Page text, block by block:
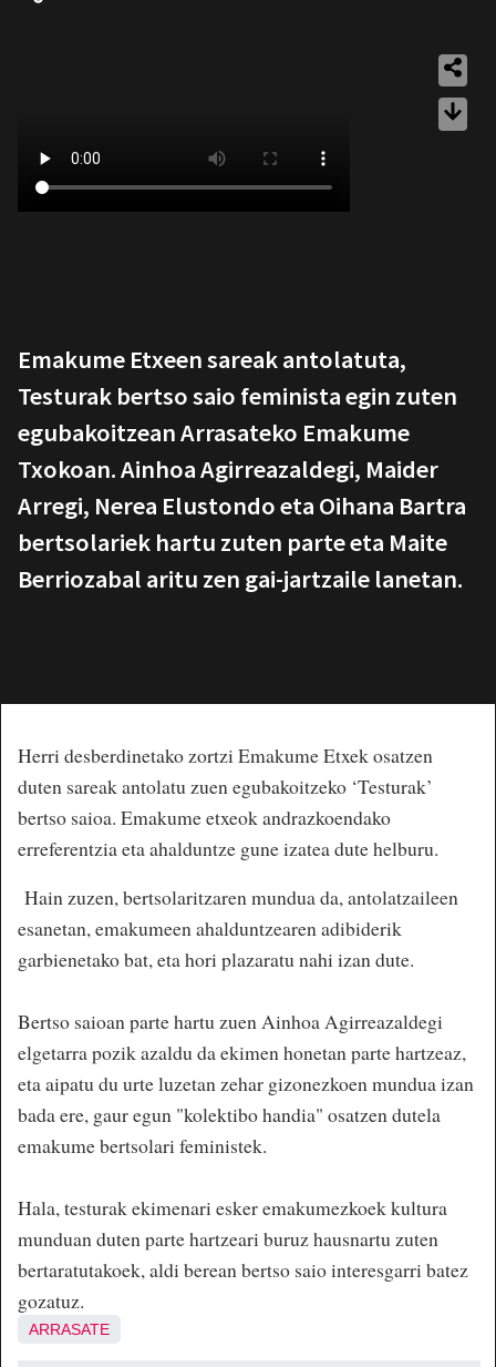
Emakume Etxeen sareak antolatuta,
Testurak bertso saio feminista egin zuten
egubakoitzean Arrasateko Emakume
Txokoan. Ainhoa Agirreazaldegi, Maider
Arregi, Nerea Elustondo eta Oihana Bartra
bertsolariek hartu zuten parte eta Maite
Berriozabal aritu zen gai-jartzaile lanetan.
Herri desberdinetako zortzi Emakume Etxek osatzen
duten sareak antolatu zuen egubakoitzeko ‘Testurak’
bertso saioa. Emakume etxeok andrazkoendako
erreferentzia eta ahalduntze gune izatea dute helburu.
Hain zuzen, bertsolaritzaren mundua da, antolatzaileen
esanetan, emakumeen ahalduntzearen adibiderik
garbienetako bat, eta hori plazaratu nahi izan dute.
Bertso saioan parte hartu zuen Ainhoa Agirreazaldegi
elgetarra pozik azaldu da ekimen honetan parte hartzeaz,
eta aipatu du urte luzetan zehar gizonezkoen mundua izan
bada ere, gaur egun "kolektibo handia" osatzen dutela
emakume bertsolari feministek.
Hala, testurak ekimenari esker emakumezkoek kultura
munduan duten parte hartzeari buruz hausnartu zuten
bertaratutakoek, aldi berean bertso saio interesgarri batez
gozatuz.
ARRASATE